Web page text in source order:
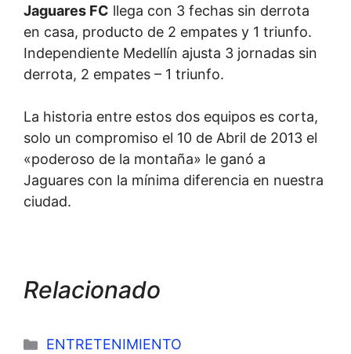
Jaguares FC llega con 3 fechas sin derrota
en casa, producto de 2 empates y 1 triunfo.
Independiente Medellín ajusta 3 jornadas sin
derrota, 2 empates – 1 triunfo.
La historia entre estos dos equipos es corta,
solo un compromiso el 10 de Abril de 2013 el
«poderoso de la montaña» le ganó a
Jaguares con la mínima diferencia en nuestra
ciudad.
Relacionado
Categorías
ENTRETENIMIENTO